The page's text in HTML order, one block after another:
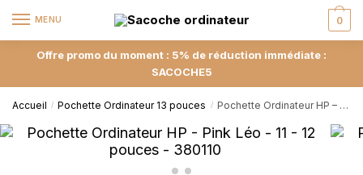
MENU 0
Offre promo du moment : 5% de réduction immédiate :
SACOCHE5
Accueil / Pochette Ordinateur 13 pouces / Pochette Ordinateur HP – Pink Léo